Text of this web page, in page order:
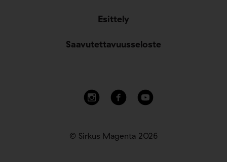
Esittely
Saavutettavuusseloste
© Sirkus Magenta 2026